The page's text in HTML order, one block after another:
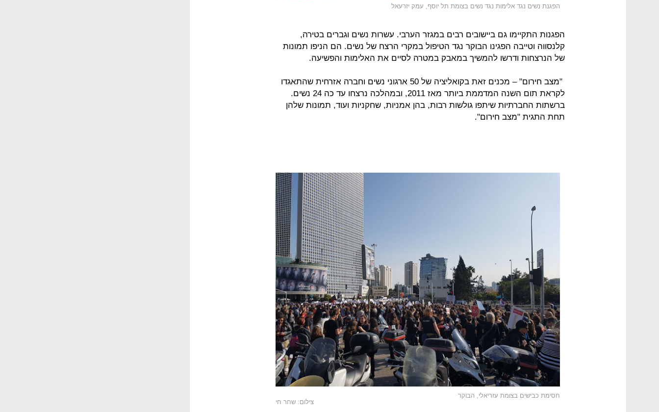
הפגנת נשים נגד אלימות נגד נשים בצומת תל יוסף, עמק יזרעאל
הפגנות התקיימו גם ביישובים רבים במגזר הערבי. עשרות נשים וגברים בטירה,
קלנסווה וטייבה הפגינו הבוקר נגד הטיפול במקרי הרצח של נשים. הם הניפו תמונות
של הנרצחות ודרשו להמשיך במאבק במטרה לסיים את האלימות והפשיעה.
"מצב חירום" – מכנים זאת בקואליציה של 50 ארגוני נשים וחברה אזרחית שהתאגדו
לקראת תום השנה המדממת ביותר מאז 2011, ובמהלכה נרצחו עד כה 24 נשים.
ברשתות החברתיות שיתפו גולשות רבות, בהן אמניות, שחקניות ועוד, תמונות שלהן
תחת התגית "מצב חירום".
חסימת כבישים בצומת עזריאלי, הבוקר
צילום: שחר חי